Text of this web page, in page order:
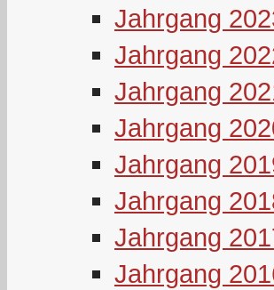
Jahrgang
Jahrgang
Jahrgang
Jahrgang
Jahrgang
Jahrgang
Jahrgang
Jahrgang